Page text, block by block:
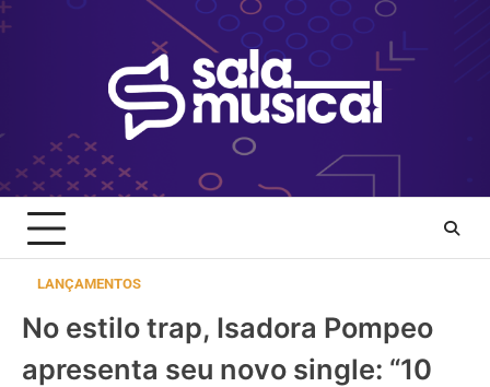
Skip
to
LANÇAMENTOS
No estilo trap, Isadora Pompeo
apresenta seu novo single: “10